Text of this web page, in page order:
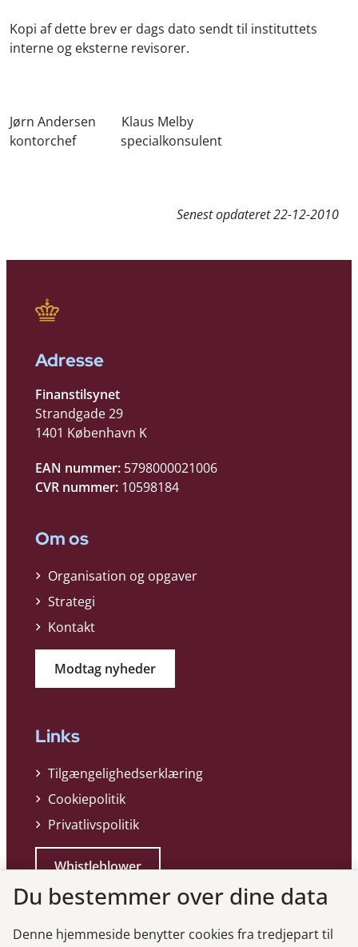
Kopi af dette brev er dags dato sendt til instituttets
interne og eksterne revisorer.
Jørn Andersen Klaus Melby
kontorchef specialkonsulent
Senest opdateret22-12-2010
Adresse
Finanstilsynet
Strandgade 29
1401 København K
EAN nummer: 5798000021006
CVR nummer: 10598184
Om os
Organisation og opgaver
Strategi
Kontakt
Modtag nyheder
Links
Tilgængelighedserklæring
Cookiepolitik
Privatlivspolitik
Whistleblower
Du bestemmer over dine data
Denne hjemmeside benytter cookies fra tredjepart til